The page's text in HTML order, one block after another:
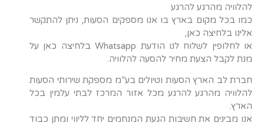
להלוויה מהרגע להרגע
כמו בכל מקום בארץ בו אנו מספקים הסעות, ניתן להתקשר
אלינו בלחיצה כאן,
או לחלופין לשלוח לנו הודעת Whatsapp בלחיצה כאן על
מנת לקבל הצעת מחיר להסעה להלוויה.
חברת לב הארץ הסעות וטיולים בע”מ מספקת שירותי הסעות
להלוויה מהרגע להרגע מכל אזור המרכז לבתי עלמין בכל
הארץ.
אנו מבינים את חשיבות הגעת המנחמים יחד לליווי ומתן כבוד